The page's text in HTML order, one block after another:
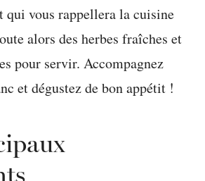
qui vous rappellera la cuisine
alors des herbes fraîches et
pour servir. Accompagnez
et dégustez de bon appétit !